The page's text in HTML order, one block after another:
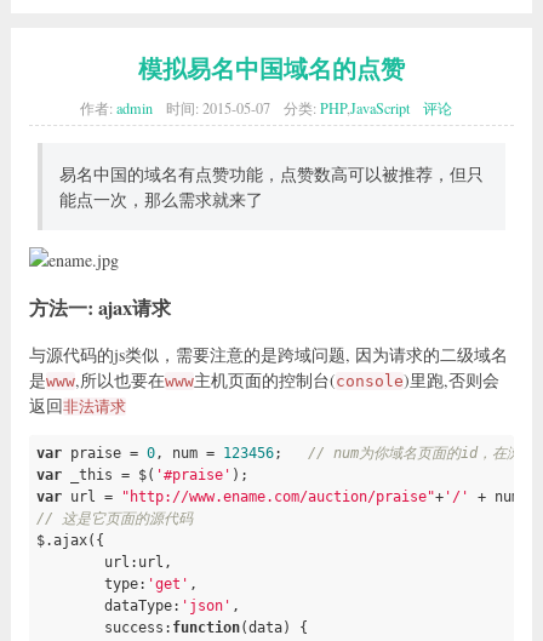
模拟易名中国域名的点赞
作者:admin 时间:2015-05-07 分类:PHP,JavaScript 评论
易名中国的域名有点赞功能，点赞数高可以被推荐，但只
能点一次，那么需求就来了
方法一: ajax请求
与源代码的js类似，需要注意的是跨域问题, 因为请求的二级域名
是www,所以也要在www主机页面的控制台(console)里跑,否则会
返回非法请求
var praise = 0, num = 123456; // num为你域名页面的id，在浏览
var _this = $( '#praise'
var url = "http://www.ename.com/auction/praise"+'/'
+ num
// 这是它页面的源代码
$.ajax({
        url:url,
        type:
'get' ,
        dataType:
'json' ,
        success:
function(data) {